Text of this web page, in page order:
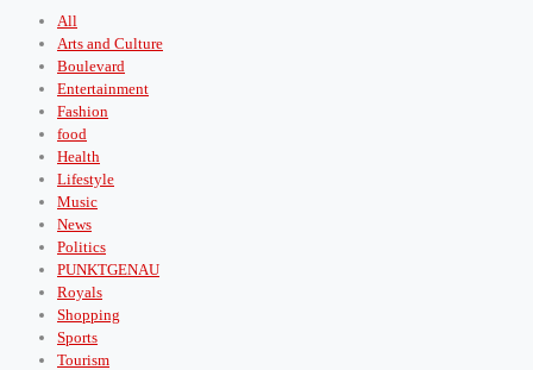
All
Arts and Culture
Boulevard
Entertainment
Fashion
food
Health
Lifestyle
Music
News
Politics
PUNKTGENAU
Royals
Shopping
Sports
Tourism